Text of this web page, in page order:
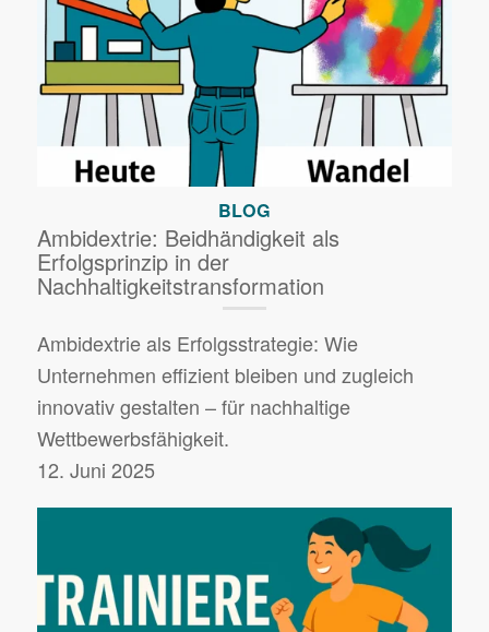
BLOG
Ambidextrie: Beidhändigkeit als
Erfolgsprinzip in der
Nachhaltigkeitstransformation
Ambidextrie als Erfolgsstrategie: Wie
Unternehmen effizient bleiben und zugleich
innovativ gestalten – für nachhaltige
Wettbewerbsfähigkeit.
12. Juni 2025